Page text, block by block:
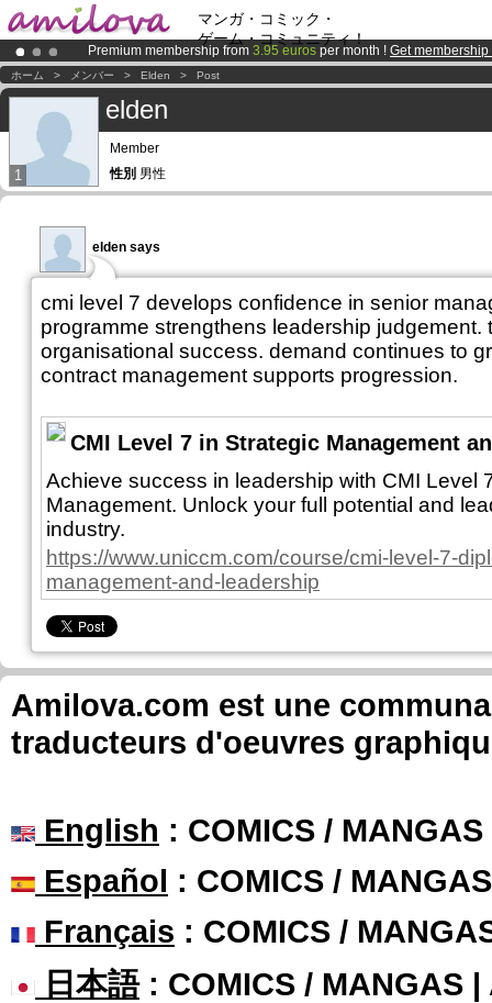
マンガ・コミック・
ゲーム・コミュニティ！
Premium membership from 3.95 euros per month ! Get membership
AmilovaKickstarter is now LIVE!.
Already 100000membersand 1000comics & mangas!.
ホーム > メンバー > Elden > Post
1
elden
Member
性別 男性
elden says
cmi level 7 develops confidence in senior
programme strengthens leadership judgement.
organisational success. demand continues to
contract management supports progression.
CMI Level 7 in Strategic Management
Achieve success in leadership with CMI Level
Management. Unlock your full potential and
industry.
https://www.uniccm.com/course/cmi-level-7-
management-and-leadership
Amilova.com est une
traducteurs d'oeuvres
English : COMICS /
Español : COMICS /
Français : COMICS /
日本語: COMICS / MANGAS |